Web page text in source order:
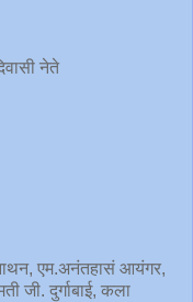
नेते
एम.अनंतहासं आयंगर,
जी. दुर्गाबाई, कला